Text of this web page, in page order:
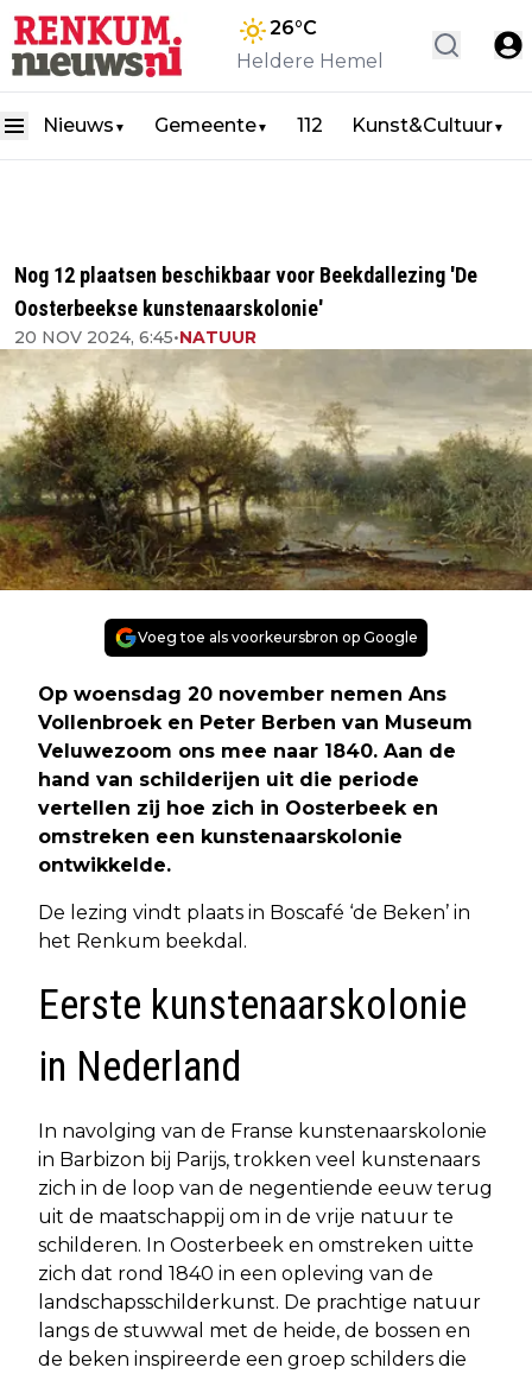
26°C
Heldere Hemel
Nieuws ▼ Gemeente▼ 112 Kunst&Cultuur▼
Nog 12 plaatsen beschikbaar voor Beekdallezing 'De
Oosterbeekse kunstenaarskolonie'
20 NOV 2024, 6:45•NATUUR
Voeg toe als voorkeursbron op Google
Op woensdag 20 november nemen Ans
Vollenbroek en Peter Berben van Museum
Veluwezoom ons mee naar 1840. Aan de
hand van schilderijen uit die periode
vertellen zij hoe zich in Oosterbeek en
omstreken een kunstenaarskolonie
ontwikkelde.
De lezing vindt plaats in Boscafé ‘de Beken’ in
het Renkum beekdal.
Eerste kunstenaarskolonie
in Nederland
In navolging van de Franse kunstenaarskolonie
in Barbizon bij Parijs, trokken veel kunstenaars
zich in de loop van de negentiende eeuw terug
uit de maatschappij om in de vrije natuur te
schilderen. In Oosterbeek en omstreken uitte
zich dat rond 1840 in een opleving van de
landschapsschilderkunst. De prachtige natuur
langs de stuwwal met de heide, de bossen en
de beken inspireerde een groep schilders die